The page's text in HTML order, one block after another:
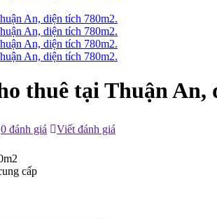
thuê tại Thuận An,
0 đánh giá Viết đánh giá
cấp